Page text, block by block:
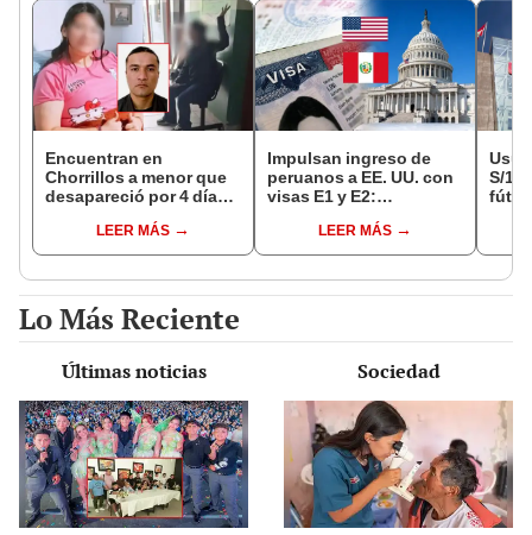
Encuentran en
Chorrillos a menor que
desapareció por 4 días
sujeto que conoció en
Roblox: PNP busca al
LEER MÁS
Impulsan ingreso de
peruanos a EE. UU. con
visas E1 y E2:
pymes serían los más
beneficiados
LEER MÁS
S/
Lo Más Reciente
Últimas noticias Sociedad